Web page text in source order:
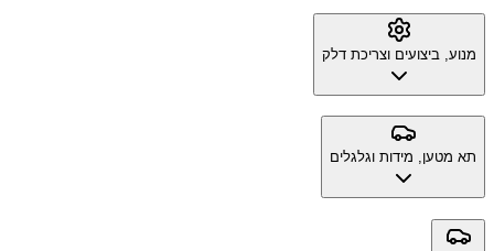
מנוע, ביצועים וצריכת דלק
תא מטען, מידות וגלגלים